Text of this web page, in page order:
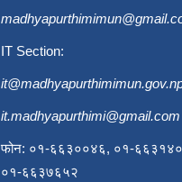
IT Section:
it.madhyapurthimi@gmail.com
फोन: ०१-६६३००४६, ०१-
०१-६६३७६५२